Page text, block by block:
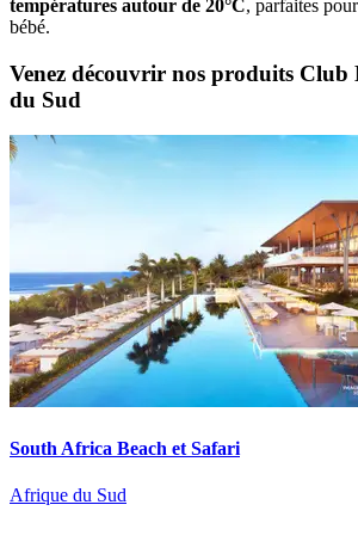
températures autour de 20°C, parfaites
bébé.
Venez découvrir nos produits Club
du Sud
South Africa Beach et Safari
Afrique du Sud